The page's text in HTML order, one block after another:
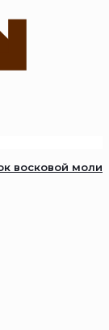
восковой моли